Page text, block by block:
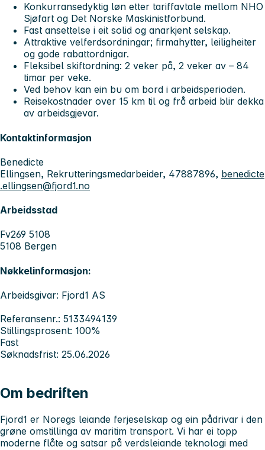
Konkurransedyktig løn etter tariffavtale mellom NHO
Sjøfart og Det Norske Maskinistforbund.
Fast ansettelse i eit solid og anarkjent selskap.
Attraktive velferdsordningar; firmahytter, leiligheiter
og gode rabattordnigar.
Fleksibel skiftordning: 2 veker på, 2 veker av – 84
timar per veke.
Ved behov kan ein bu om bord i arbeidsperioden.
Reisekostnader over 15 km til og frå arbeid blir dekka
av arbeidsgjevar.
Kontaktinformasjon
Benedicte
Ellingsen, Rekrutteringsmedarbeider, 47887896, benedicte
.ellingsen@fjord1.no
Arbeidsstad
Fv269 5108
5108 Bergen
Nøkkelinformasjon:
Arbeidsgivar: Fjord1 AS
Referansenr.: 5133494139
Stillingsprosent: 100%
Fast
Søknadsfrist: 25.06.2026
Om bedriften
Fjord1 er Noregs leiande ferjeselskap og ein pådrivar i den
grøne omstillinga av maritim transport. Vi har ei topp
moderne flåte og satsar på verdsleiande teknologi med